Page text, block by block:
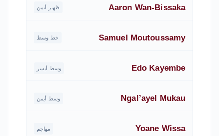
Aaron Wan-Bissaka ظهير أيمن
Samuel Moutoussamy خط وسط
Edo Kayembe وسط أيسر
Ngal’ayel Mukau وسط أيمن
Yoane Wissa مهاجم